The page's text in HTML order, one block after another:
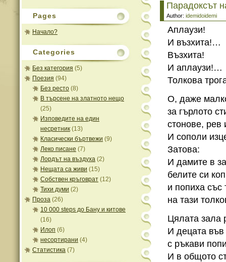
Pages
Начало?
Categories
Без категория (5)
Поезия (94)
Без ресто (8)
В търсене на златното нещо
(25)
Изповедите на един
несретник (13)
Класически бъртвежи (9)
Леко писане (7)
Лордът на въздуха (2)
Нещата са живи (15)
Собствен кръговрат (12)
Тихи думи (2)
Проза (26)
10 000 steps до Бану и китове
(16)
Илоп (6)
несортирани (4)
Статистика (7)
Парадоксът
Author: idemidoidemi
Аплаузи!
И възхита!…
Възхита!
И аплаузи!…
Толкова
О, даже
за гърлото
стонове,
И сополи
Затова:
И дамите в
белите си
и попиха със
на тази
Цялата
И децата във
с ръкави
И в общото